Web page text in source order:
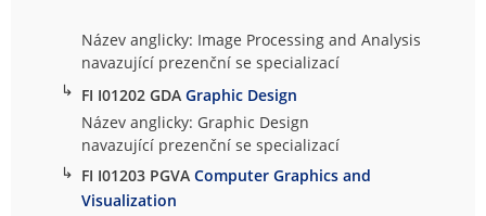
Název anglicky: Image Processing and Analysis
navazující prezenční se specializací
↳ FI I01202 GDAGraphic Design
Název anglicky: Graphic Design
navazující prezenční se specializací
↳ FI I01203 PGVAComputer Graphics and
Visualization